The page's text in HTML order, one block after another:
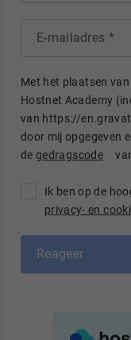
E-mailadres
Met het plaatsen
Hostnet Academy
van https://
door mij opgegeven
degedragscode
Ik ben op de
privacy- en
Reageer